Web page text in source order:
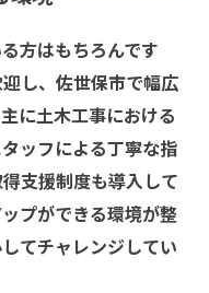
方はもちろんです
し、佐世保市で幅広
に土木工事における
ッフによる丁寧な指
支援制度も導入して
プができる環境が整
てチャレンジしてい